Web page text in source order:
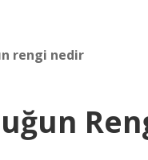
rengi nedir